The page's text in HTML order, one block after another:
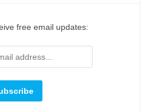
free email updates: